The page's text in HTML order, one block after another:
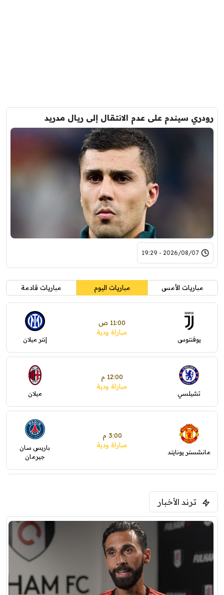
رودري سيندم على عدم الانتقال إلى ريال مدريد
2026/08/07 - 19:29
مباريات الأمس مباريات اليوم مباريات قادمة
يوفنتوس
11:00 ص
مباراة ودية
إنتر ميلان
تشيلسي
12:00 م
مباراة ودية
ميلان
مانشستر يونايتد
3:00 م
مباراة ودية
باريس سان
جيرمان
فرينتسفاروشي
برشلونة
7:00 م
مباراة ودية
ترند الأخبار